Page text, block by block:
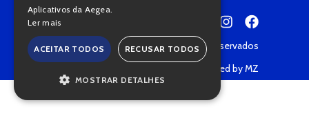
Copyright © 2022 • Todos os direitos reservados
Powered by MZ
Aplicativos da Aegea.
Ler mais
ACEITAR TODOS RECUSAR TODOS
MOSTRAR DETALHES